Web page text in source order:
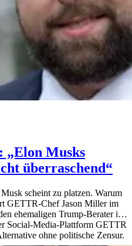
Musks
überraschend“
scheint zu platzen. Warum
GETTR-Chef Jason Miller im
ehemaligen Trump-Berater ist
Social-Media-Plattform GETTR
ohne politische Zensur.